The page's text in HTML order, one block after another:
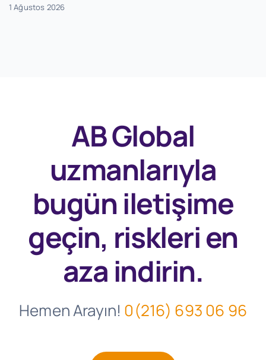
1 Ağustos 2026
AB Global
uzmanlarıyla
bugüniletişime
geçin, riskleri en
aza indirin.
Hemen Arayın! 0(216) 693 06 96